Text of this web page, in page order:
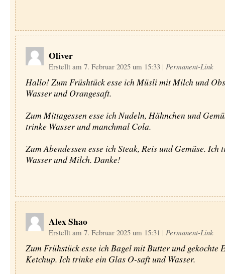
Oliver
Erstellt am 7. Februar 2025 um 15:33 | Permanent-Link
Hallo! Zum Früshtück esse ich Müsli mit Milch und
Wasser und Orangesaft.
Zum Mittagessen esse ich Nudeln, Hähnchen und
trinke Wasser und manchmal Cola.
Zum Abendessen esse ich Steak, Reis und Gemüse. Ich
Wasser und Milch. Danke!
Alex Shao
Erstellt am 7. Februar 2025 um 15:31 | Permanent-Link
Zum Frühstück esse ich Bagel mit Butter und gekochte
Ketchup. Ich trinke ein Glas O-saft und Wasser.